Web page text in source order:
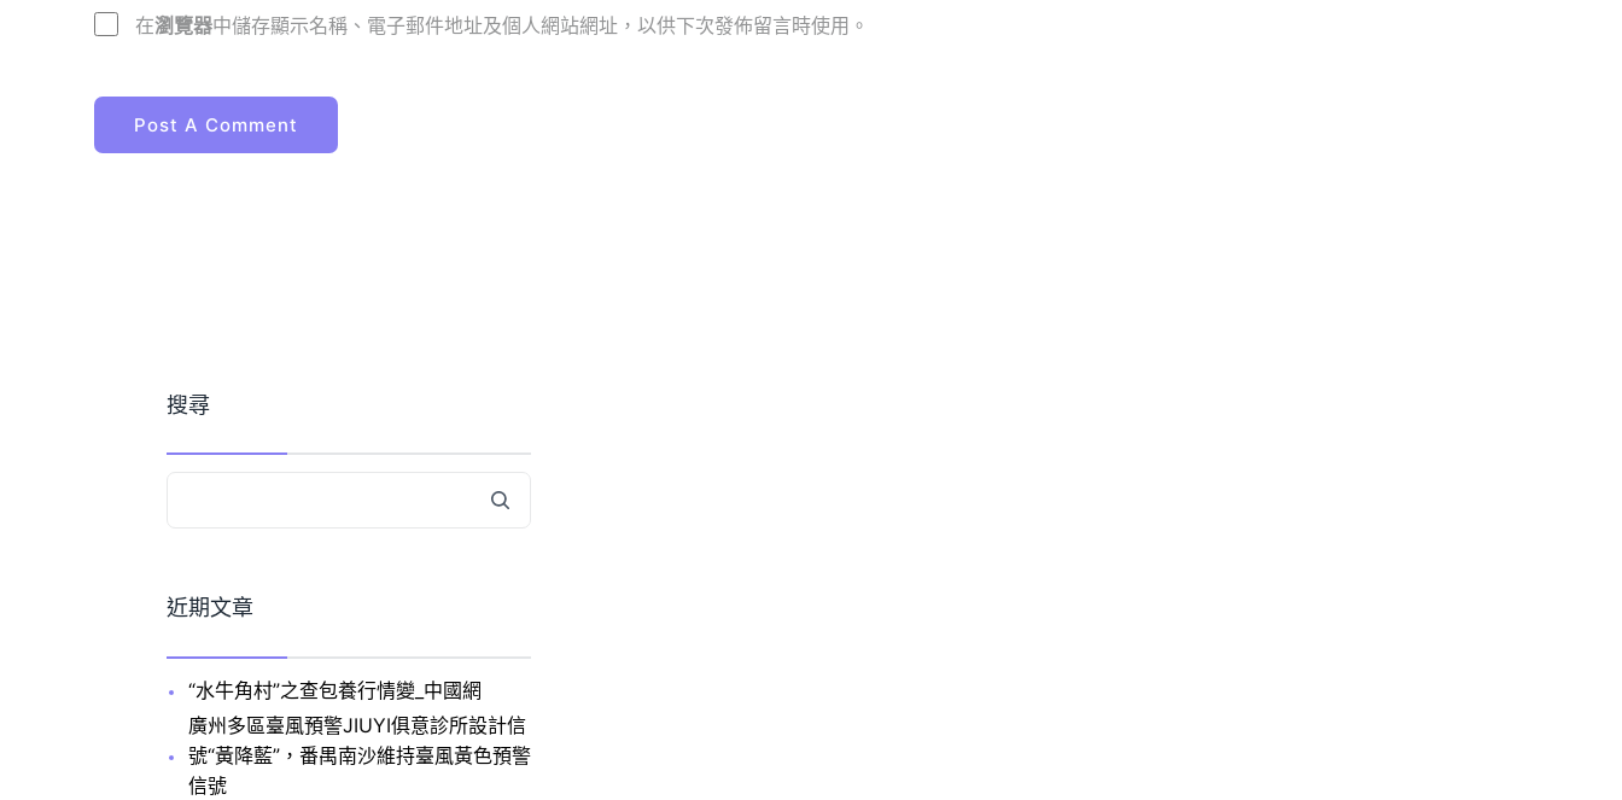
在瀏覽器中儲存顯示名稱、電子郵件地址及個人網站網址，以供下次發佈留言時使用。
搜尋
近期文章
“水牛角村”之查包養行情變_中國網
廣州多區臺風預警JIUYI俱意診所設計信
號“黃降藍”，番禺南沙維持臺風黃色預警
信號